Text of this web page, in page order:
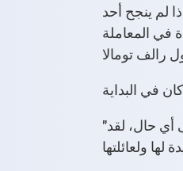
لم ينجح أحد
في المعاملة
"آمل أن يعود السلام إلى السودان وإريتريا حتى تتمكن سادية آدم من العودة (في نهاية المطاف) مع أسرتها، إذا كانت لديهم هذه الرغبة. على أي حال، لقد